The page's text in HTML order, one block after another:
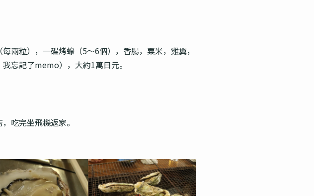
兩粒），一碟烤蠔（5～6個），香腸，粟米，雞翼，
忘記了memo），大約1萬日元。
吃完坐飛機返家。